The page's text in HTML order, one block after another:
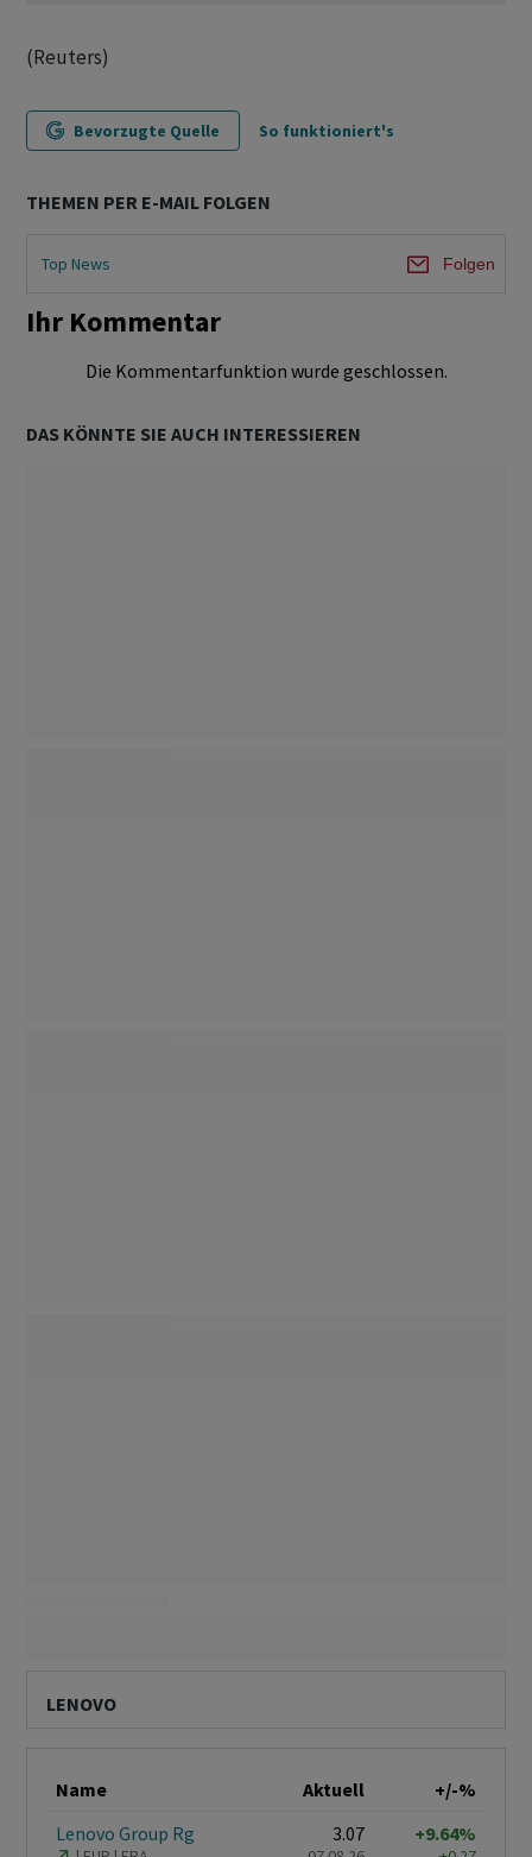
(Reuters)
Bevorzugte Quelle So funktioniert's
THEMEN PER E-MAIL FOLGEN
Top News Folgen
Ihr Kommentar
Die Kommentarfunktion wurde geschlossen.
DAS KÖNNTE SIE AUCH INTERESSIEREN
LENOVO
Name Aktuell
+/-%
Lenovo Group Rg
3.07 +9.64%